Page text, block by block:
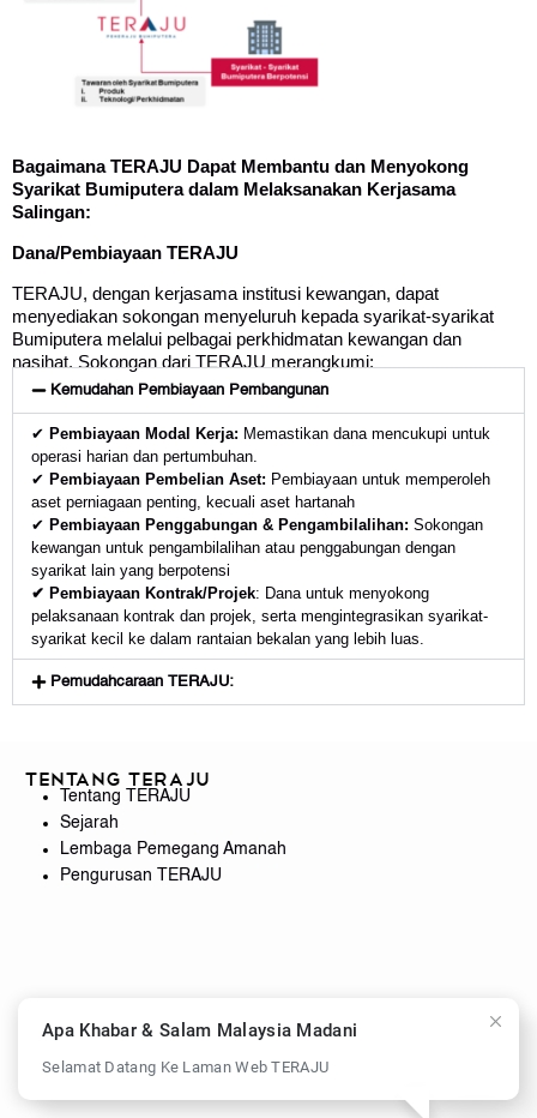
BagaimanaTERAJU Dapat Membantu dan Menyokong
Syarikat Bumiputeradalam Melaksanakan Kerjasama
Salingan:
Dana/Pembiayaan TERAJU
TERAJU, dengan kerjasama institusi kewangan, dapat
menyediakan sokongan menyeluruh kepada syarikat-syarikat
Bumiputera melalui pelbagai perkhidmatan kewangan dan
nasihat. Sokongan dari TERAJU merangkumi:
Kemudahan Pembiayaan Pembangunan
✔ Pembiayaan Modal Kerja: Memastikan dana mencukupi untuk
operasi harian dan pertumbuhan.
✔ Pembiayaan Pembelian Aset: Pembiayaan untuk memperoleh
aset perniagaan penting, kecuali aset hartanah
✔ Pembiayaan Penggabungan & Pengambilalihan: Sokongan
kewangan untuk pengambilalihan atau penggabungan dengan
syarikat lain yang berpotensi
✔ Pembiayaan Kontrak/Projek: Dana untuk menyokong
pelaksanaan kontrak dan projek, serta mengintegrasikan syarikat-
syarikat kecil ke dalam rantaian bekalan yang lebih luas.
Pemudahcaraan TERAJU:
Tentang TERAJU
Tentang TERAJU
Sejarah
Lembaga Pemegang Amanah
Pengurusan TERAJU
Apa Khabar & Salam Malaysia Madani
Selamat Datang Ke Laman Web TERAJU